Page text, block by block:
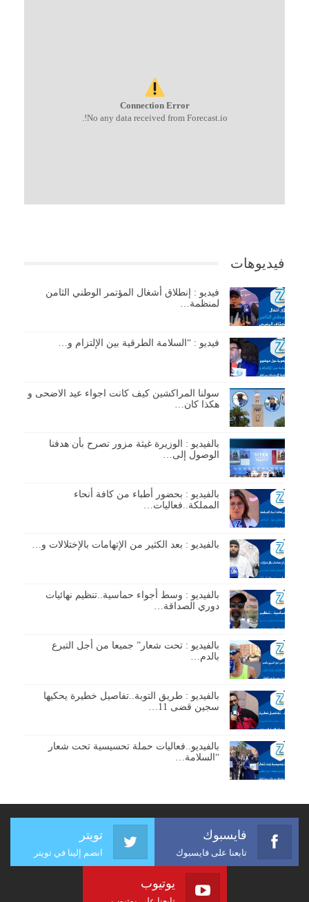
Connection Error
No any data received from Forecast.io!.
فيديوهات
فيديو : إنطلاق أشغال المؤتمر الوطني الثامن
لمنظمة…
فيديو : “السلامة الطرقية بين الإلتزام و…
سولنا المراكشين كيف كانت اجواء عيد الاضحى و
هكذا كان…
بالفيديو : الوزيرة غيثة مزور تصرح بأن هدفنا
الوصول إلى…
بالفيديو : بحضور أطباء من كافة أنحاء
المملكة..فعاليات…
بالفيديو : بعد الكثير من الإتهامات بالإختلالات و…
بالفيديو : وسط أجواء حماسية..تنظيم نهائيات
دوري الصداقة…
بالفيديو : تحت شعار” جميعا من أجل التبرع
بالدم…
بالفيديو : طريق التوبة..تفاصيل خطيرة يحكيها
سجين قضى 11…
بالفيديو..فعاليات حملة تحسيسية تحت شعار
“السلامة…
فايسبوك
تابعنا على فايسبوك
تويتر
انضم إلينا في تويتر
يوتيوب